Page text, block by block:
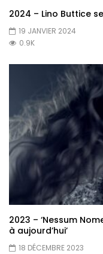
2024 – Lino Buttice
19 JANVIER 2024
0.9K
2023 – ‘Nessum
à aujourd’hui’
18 DÉCEMBRE 2023